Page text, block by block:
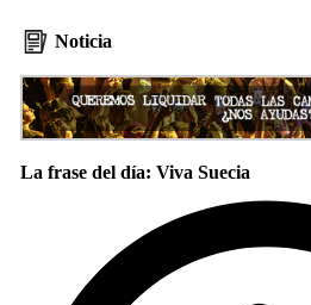
Noticia
La frase del día: Viva Suecia